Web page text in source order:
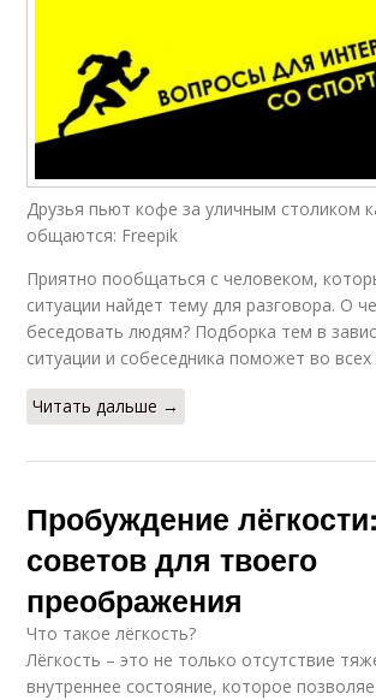
Друзья пьют кофе за уличным столиком
общаются: Freepik
Приятно пообщаться с человеком,
ситуации найдет тему для разговора. О
беседовать людям? Подборка тем в
ситуации и собеседника поможет во всех
Читать дальше →
Пробуждение
советов для твоего
преображения
Что такое лёгкость?
Лёгкость – это не только отсутствие
внутреннее состояние, которое